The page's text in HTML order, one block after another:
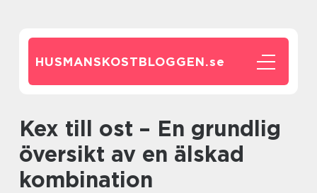
HUSMANSKOSTBLOGGEN.se
Kex till ost – En grundlig
översikt av en älskad
kombination